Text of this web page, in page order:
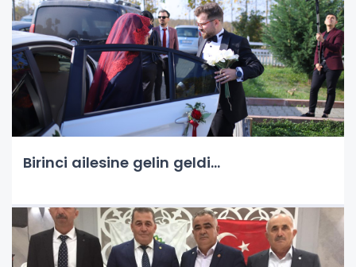
Birinci ailesine gelin geldi…